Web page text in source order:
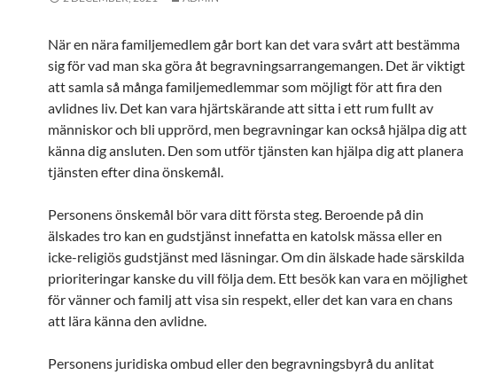
När en nära familjemedlem går bort kan det vara svårt att bestämma
sig för vad man ska göra åt begravningsarrangemangen. Det är viktigt
att samla så många familjemedlemmar som möjligt för att fira den
avlidnes liv. Det kan vara hjärtskärande att sitta i ett rum fullt av
människor och bli upprörd, men begravningar kan också hjälpa dig att
känna dig ansluten. Den som utför tjänsten kan hjälpa dig att planera
tjänsten efter dina önskemål.
Personens önskemål bör vara ditt första steg. Beroende på din
älskades tro kan en gudstjänst innefatta en katolsk mässa eller en
icke-religiös gudstjänst med läsningar. Om din älskade hade särskilda
prioriteringar kanske du vill följa dem. Ett besök kan vara en möjlighet
för vänner och familj att visa sin respekt, eller det kan vara en chans
att lära känna den avlidne.
Personens juridiska ombud eller den begravningsbyrå du anlitat